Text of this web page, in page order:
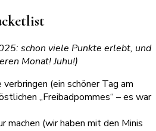
schon viele Punkte erlebt, und
Monat! Juhu!)
verbringen (ein schöner Tag am
„Freibadpommes“ – es war
machen (wir haben mit den Minis